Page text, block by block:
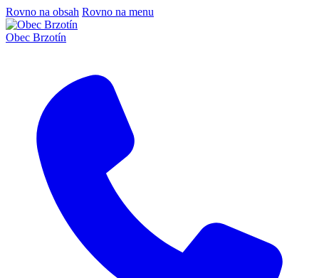
Rovno na obsah Rovno na menu
Obec Brzotín